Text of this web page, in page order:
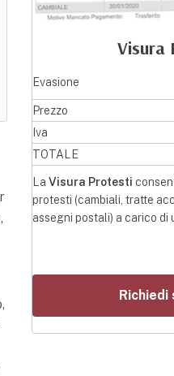
Visura
Evasione
Prezzo
Iva
TOTALE
La Visura Protesti
protesti (cambiali, tratte
assegni postali) a carico di
Richiedi